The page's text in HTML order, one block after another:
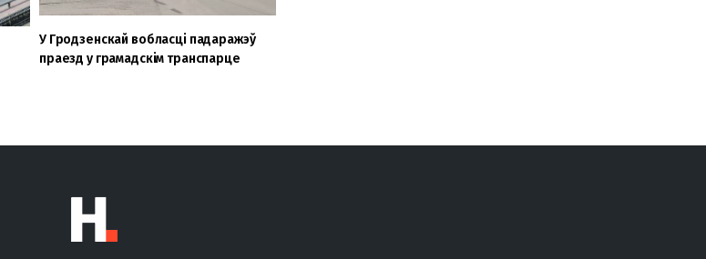
У Гродзенскай вобласці падаражэў
праезд у грамадскім транспарце